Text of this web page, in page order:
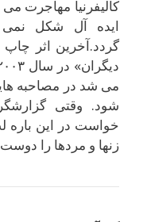
کاليفرنيا مهاجرت
ايده آل شکل نمى
گردد.آخرين اثر
مى شد در مصاحبه
شود. وقتى
خواست در اين باره
زنها و مردها را